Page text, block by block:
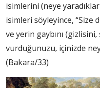
isimlerini (neye
isimleri söyleyince, “Size
ve yerin gaybını (gizlisini,
vurduğunuzu, içinizde neyi
(Bakara/33)